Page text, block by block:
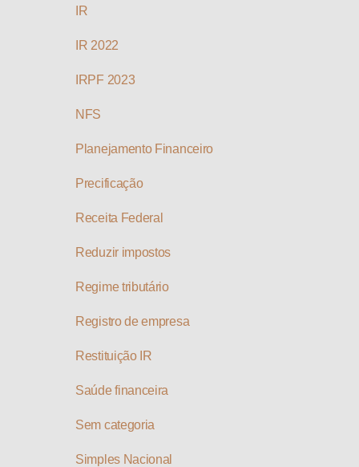
IR
IR 2022
IRPF 2023
NFS
Planejamento Financeiro
Precificação
Receita Federal
Reduzir impostos
Regime tributário
Registro de empresa
Restituição IR
Saúde financeira
Sem categoria
Simples Nacional